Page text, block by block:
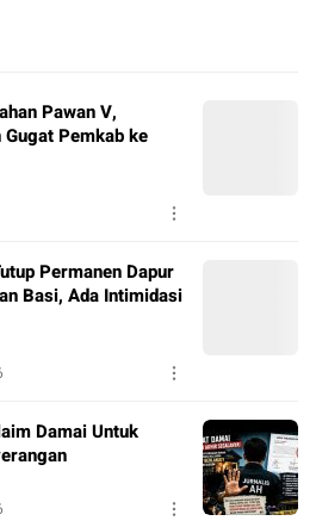
Pawan V,
Pemkab ke
Permanen Dapur
Basi, Ada Intimidasi
Damai Untuk